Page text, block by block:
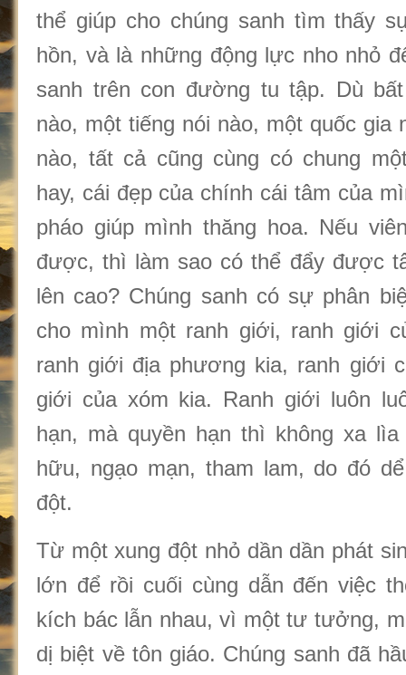
thể giúp cho chúng sanh tìm thấy
hồn, và là những động lực nho nhỏ
sanh trên con đường tu tập. Dù
nào, một tiếng nói nào, một quốc gia
nào, tất cả cũng cùng có chung
hay, cái đẹp của chính cái tâm của
pháo giúp mình thăng hoa. Nếu
được, thì làm sao có thể đẩy được
lên cao? Chúng sanh có sự phân
cho mình một ranh giới, ranh giới
ranh giới địa phương kia, ranh giới
giới của xóm kia. Ranh giới luôn
hạn, mà quyền hạn thì không xa
hữu, ngạo mạn, tham lam, do đó
đột.
Từ một xung đột nhỏ dần dần phát
lớn để rồi cuối cùng dẫn đến việc
kích bác lẫn nhau, vì một tư tưởng,
dị biệt về tôn giáo. Chúng sanh đã